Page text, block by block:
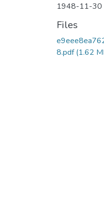
1948-11-30
Files
8.pdf(1.62